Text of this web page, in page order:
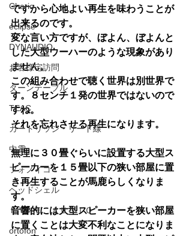
Chario
eclipse
DYNAUDIO
お客様宅訪問
ターンテーブル
TEAC
カートリッジ・リード線
中電
フォノイコ
ヘッドシェル
ＦＹＮＥ ＡＵＤＩＯ
ortofon
ですから心地よい再生を味わうことが
出来るのです。
変な言い方ですが、ぼよん、ぼよんと
した大型ウーハーのような現象があり
ません。
この組み合わせで聴く世界は別世界で
す。８センチ１発の世界ではないので
すね。
それを忘れさせる再生になります。
無理に３０畳ぐらいに設置する大型ス
ピーカーを１５畳以下の狭い部屋に置
き再生することが馬鹿らしくなりま
す。
音響的には大型スピーカーを狭い部屋
に置くことは大変不利なことになりま